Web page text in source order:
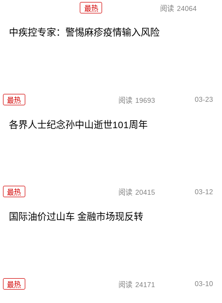
最热 阅读 24064
中疾控专家：警惕麻疹疫情输入风险
最热 阅读 19693 03-23
各界人士纪念孙中山逝世101周年
最热 阅读 20415 03-12
国际油价过山车 金融市场现反转
最热 阅读 24171 03-10